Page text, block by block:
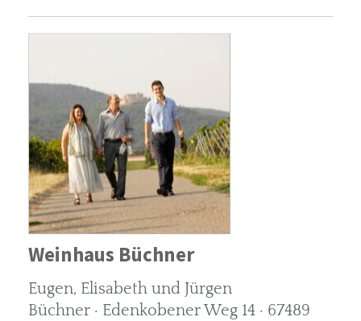
Weinhaus Büchner
Eugen, Elisabeth und Jürgen
Büchner · Edenkobener Weg 14 · 67489